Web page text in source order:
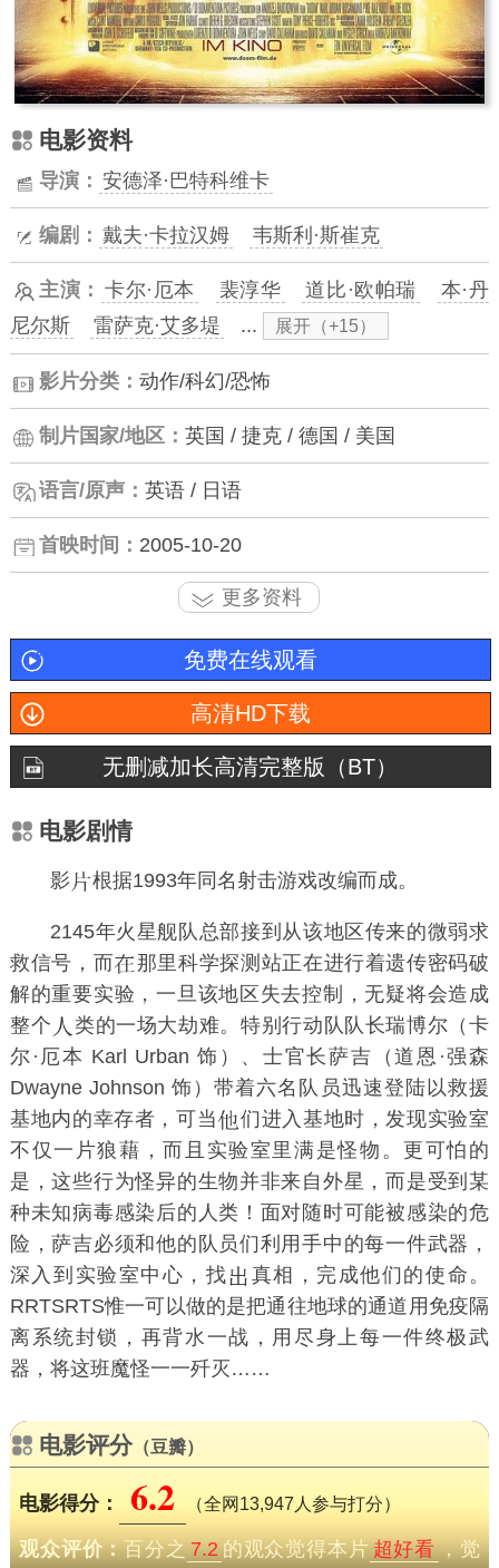
电影资料
导演： 安德泽·巴特科维卡
编剧： 戴夫·卡拉汉姆 韦斯利·斯崔克
主演： 卡尔·厄本 裴淳华 道比·欧帕瑞
本·丹
尼尔斯
雷萨克·艾多堤 ... 展开（+15）
影片分类： 动作/科幻/恐怖
制片国家/地区： 英国 / 捷克 / 德国 / 美国
语言/原声： 英语 / 日语
首映时间： 2005-10-20
更多资料
免费在线观看
高清HD下载
无删减加长高清完整版（BT）
电影剧情
影 根据1993年同名射击游戏改编而成。
2145年火星舰队总部接到从该地区传来的微弱求
救信号，而
那里科学探测站正在进行着遗传密码破
解的重要实验，一旦该地区失去控制，无疑将会造成
整个
类的一场大劫难。特别行动队队长瑞博尔（卡
尔·厄本 Karl Urban 饰）、士官长萨吉（道恩·强森
Dwayne Johnson 饰）带着六名队员迅速登陆以救援
基地内的幸存者，可当
们进入基地时，发现实验室
不仅一片狼藉，而且实验室里满是怪物。更可怕的
是，这些行为怪异的生物并非来自外星，而是受到某
种未知病毒感染后的人类！面对随时可能被感染的危
险，萨吉必须和他的队员们利用手中的每一件武器，
深入到实验室中心，找
真相，完成他们的使命。
RRTSRTS惟一可以做的是把通往地球的通道用免疫隔
离系统封锁，再背水一战，用尽身上每一件终极武
器，将这班魔怪一一歼灭……
电影评分（豆瓣）
电影得分： 6.2 （全网13,947人参与打分）
观众评价：百分之7.2的观众觉得本片超好看，觉